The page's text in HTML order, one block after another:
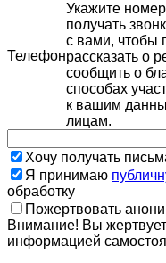
Телефон
Укажите
получать
с вами, чтобы
рассказать о
сообщить о
способах
к вашим
лицам.
Хочу получать
Я принимаю
обработку
Пожертвовать
Внимание! Вы
информацией